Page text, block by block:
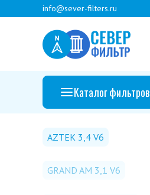
info@sever-filters.ru
Каталог фильтров
AZTEK 3,4 V6
GRAND AM 3,1 V6